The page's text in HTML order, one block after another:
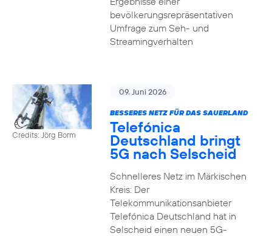
bevölkerungsrepräsentativen
Umfrage zum Seh- und
Streamingverhalten
Credits: Jörg Borm
09. Juni 2026
BESSERES NETZ FÜR DAS SAUERLAND
Telefónica
Deutschland bringt
5G nach Selscheid
Schnelleres Netz im Märkischen
Kreis: Der
Telekommunikationsanbieter
Telefónica Deutschland hat in
Selscheid einen neuen 5G-